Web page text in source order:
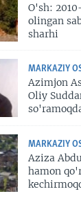
O'sh:
olingan
sharhi
MARKAZIY
Azimjon
Oliy
MARKAZIY
Aziza
hamon